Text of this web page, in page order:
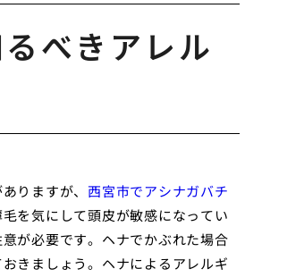
べきアレル
りますが、 西宮市でアシナガバチ
を気にして頭皮が敏感になってい
が必要です。ヘナでかぶれた場合
きましょう。ヘナによるアレルギ